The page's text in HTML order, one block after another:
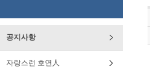
공지사항
자랑스런 호연人